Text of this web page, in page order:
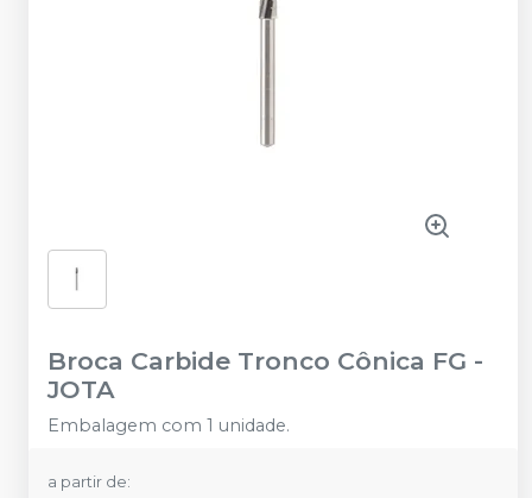
Broca Carbide Tronco Cônica FG -
JOTA
Embalagem com 1 unidade.
a partir de: